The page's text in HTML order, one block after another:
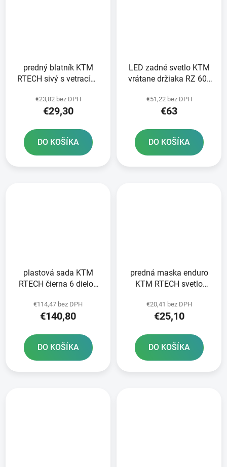
predný blatník KTM
RTECH sivý s vetracími
€23,82 bez DPH
€29,30
DO KOŠÍKA
LED zadné svetlo KTM
vrátane držiaka RZ 60°
oranžová
€51,22 bez DPH
€63
DO KOŠÍKA
plastová sada KTM
RTECH čierna 6 dielov
vzduchového filtra
€114,47 bez DPH
€140,80
DO KOŠÍKA
predná maska enduro
KTM RTECH svetlo
€20,41 bez DPH
€25,10
DO KOŠÍKA